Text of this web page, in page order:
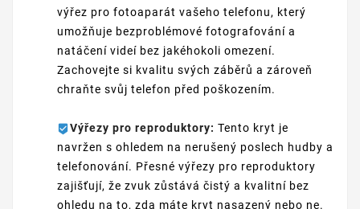
výřez pro fotoaparát vašeho telefonu, který
umožňuje bezproblémové fotografování a
natáčení videí bez jakéhokoli omezení.
Zachovejte si kvalitu svých záběrů a zároveň
chraňte svůj telefon před poškozením.
Výřezy pro reproduktory: Tento kryt je
navržen s ohledem na nerušený poslech hudby a
telefonování. Přesné výřezy pro reproduktory
zajišťují, že zvuk zůstává čistý a kvalitní bez
ohledu na to, zda máte kryt nasazený nebo ne.